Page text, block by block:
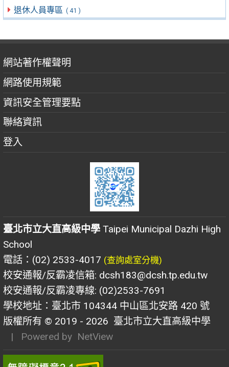
退休人員專區 ( 41 )
網站著作權聲明
網路使用規範
資訊安全管理要點
聯絡資訊
登入
臺北市立大直高級中學 Taipei Municipal Dazhi High
School
電話：(02) 2533-4017 (查詢處室分機)
校安通報/反霸凌信箱: dcsh183@dcsh.tp.edu.tw
校安通報/反霸凌專線: (02)2533-7691
學校地址：臺北市 104344 中山區北安路 420 號
版權所有 © 2019 - 2026 臺北市立大直高級中學
| Powered by NetView